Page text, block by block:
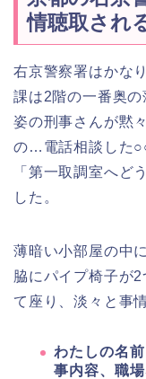
情聴取され
右京警察署はかな
課は2階の一番奥
姿の刑事さんが黙
の…電話相談した
「第一取調室へど
した。
薄暗い小部屋の中
脇にパイプ椅子が
て座り、淡々と事
わたしの名
事内容、職